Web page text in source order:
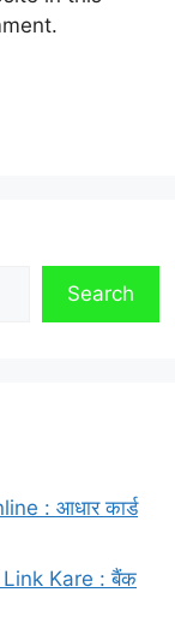
Search
: आधार कार्ड
Kare : बैंक